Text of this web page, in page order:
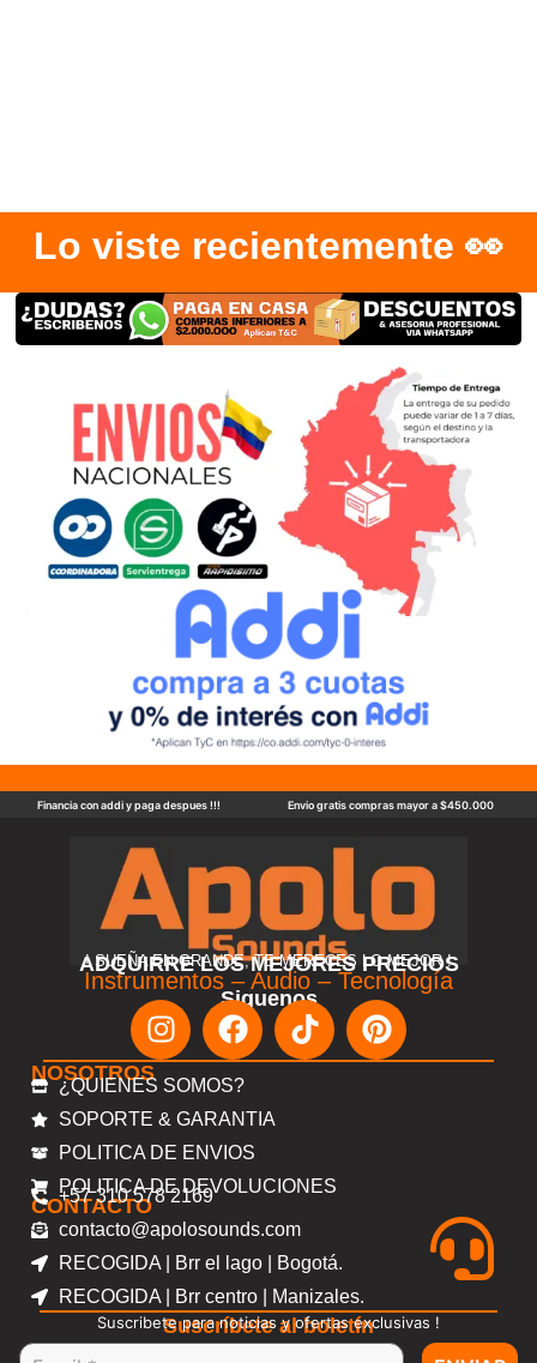
Lo viste recientemente 👀
Financia con addi y paga despues !!! Envio gratis compras mayor a $450.000
ADQUIRRE LOS MEJORES PRECIOS
! SUEÑA EN GRANDE, TE MERECES LO MEJOR !
Instrumentos – Audio – Tecnología
Siguenos
NOSOTROS
¿QUIENES SOMOS?
SOPORTE & GARANTIA
POLITICA DE ENVIOS
POLITICA DE DEVOLUCIONES
CONTACTO
+57 310 578 2169
contacto@apolosounds.com
RECOGIDA | Brr el lago | Bogotá.
RECOGIDA | Brr centro | Manizales.
Suscríbete al boletín
Suscribete para noticias y ofertas exclusivas !